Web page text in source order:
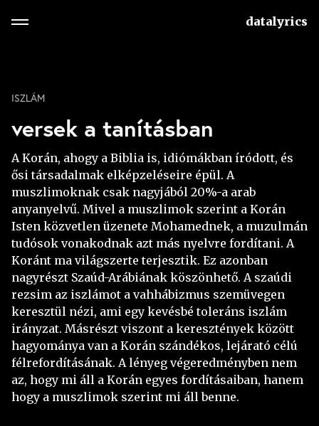
datalyrics
ISZLÁM
versek a tanításban
A Korán, ahogy a Biblia is, idiómákban íródott, és
ősi társadalmak elképzeléseire épül. A
muszlimoknak csak nagyjából 20%-a arab
anyanyelvű. Mivel a muszlimok szerint a Korán
Isten közvetlen üzenete Mohamednek, a muzulmán
tudósok vonakodnak azt más nyelvre fordítani. A
Koránt ma világszerte terjesztik. Ez azonban
nagyrészt Szaúd-Arábiának köszönhető. A szaúdi
rezsim az iszlámot a vahhábizmus szemüvegen
keresztül nézi, ami egy kevésbé toleráns iszlám
irányzat. Másrészt viszont a keresztények között
hagyománya van a Korán szándékos, lejárató célú
félrefordításának. A lényeg végeredményben nem
az, hogy mi áll a Korán egyes fordításaiban, hanem
hogy a muszlimok szerint mi áll benne.